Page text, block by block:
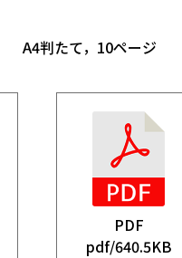
A4判たて，10ページ
PDF
pdf/640.5KB